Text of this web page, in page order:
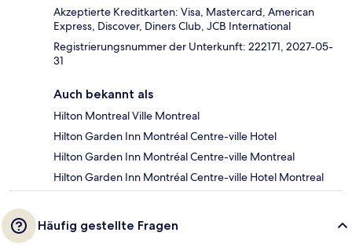
Akzeptierte Kreditkarten: Visa, Mastercard, American
Express, Discover, Diners Club, JCB International
Registrierungsnummer der Unterkunft: 222171, 2027-05-
31
Auch bekannt als
Hilton Montreal Ville Montreal
Hilton Garden Inn Montréal Centre-ville Hotel
Hilton Garden Inn Montréal Centre-ville Montreal
Hilton Garden Inn Montréal Centre-ville Hotel Montreal
Häufig gestellte Fragen